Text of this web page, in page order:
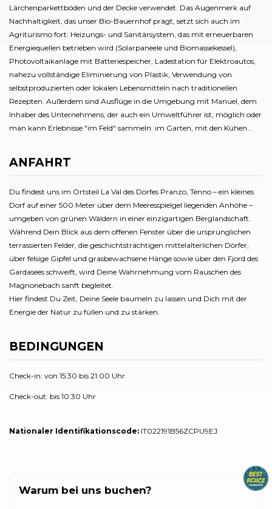
Lärchenparkettböden und der Decke verwendet. Das Augenmerk auf
Nachhaltigkeit, das unser Bio-Bauernhof prägt, setzt sich auch im
Agriturismo fort: Heizungs- und Sanitärsystem, das mit erneuerbaren
Energiequellen betrieben wird (Solarpaneele und Biomassekessel),
Photovoltaikanlage mit Batteriespeicher, Ladestation für Elektroautos,
nahezu vollständige Eliminierung von Plastik, Verwendung von
selbstproduzierten oder lokalen Lebensmitteln nach traditionellen
Rezepten. Außerdem sind Ausflüge in die Umgebung mit Manuel, dem
Inhaber des Unternehmens, der auch ein Umweltführer ist, möglich oder
man kann Erlebnisse "im Feld" sammeln: im Garten, mit den Kühen...
ANFAHRT
Du findest uns im Ortsteil La Val des Dorfes Pranzo, Tenno – ein kleines
Dorf auf einer 500 Meter über dem Meeresspielgel liegenden Anhöhe –
umgeben von grünen Wäldern in einer einzigartigen Berglandschaft.
Während Dein Blick aus dem offenen Fenster über die ursprünglichen
terrassierten Felder, die geschichtsträchtigen mittelalterlichen Dörfer,
über felsige Gipfel und grasbewachsene Hänge sowie über den Fjord des
Gardasees schweift, wird Deine Wahrnehmung vom Rauschen des
Magnonebach sanft begleitet.
Hier findest Du Zeit, Deine Seele baumeln zu lassen und Dich mit der
Energie der Natur zu füllen und zu stärken.
BEDINGUNGEN
Check-in: von 15:30 bis 21:00 Uhr
Check-out: bis 10:30 Uhr
Nationaler Identifikationscode: IT022191B56ZCPU9EJ
Warum bei uns buchen?